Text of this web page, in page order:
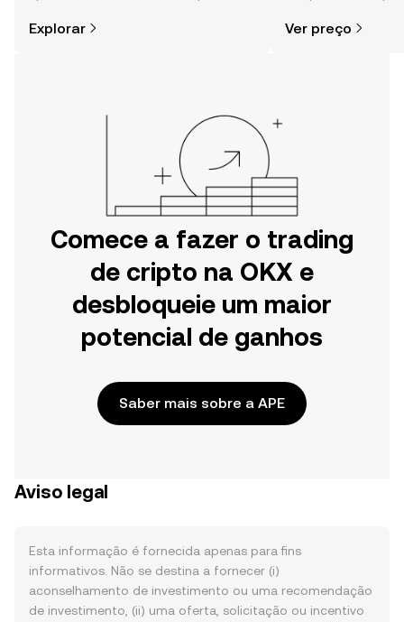
Começa a tua viagem na aplicação
Explorar
mais.
Ver preço
Comece a fazer o trading
de cripto na OKX e
desbloqueie um maior
potencial de ganhos
Saber mais sobre a APE
Aviso legal
Esta informação é fornecida apenas para fins
informativos. Não se destina a fornecer (i)
aconselhamento de investimento ou uma recomendação
de investimento, (ii) uma oferta, solicitação ou incentivo